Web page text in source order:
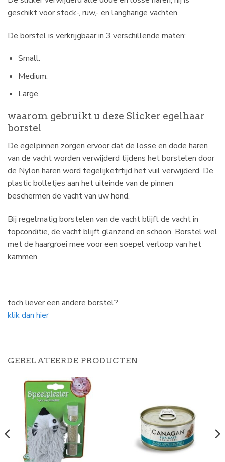
geschikt voor stock-, ruw,- en langharige vachten.
De borstel is verkrijgbaar in 3 verschillende maten:
Small.
Medium.
Large
waarom gebruikt u deze Slicker egelhaar
borstel
De egelpinnen zorgen ervoor dat de losse en dode haren
van de vacht worden verwijderd tijdens het borstelen door
de Nylon haren word tegelijketrtijd het vuil verwijderd. De
plastic bolletjes aan het uiteinde van de pinnen
beschermen de vacht van uw hond.
Bij regelmatig borstelen van de vacht blijft de vacht in
topconditie, de vacht blijft glanzend en schoon. Borstel wel
met de haargroei mee voor een soepel verloop van het
kammen.
toch liever een andere borstel?
klik dan hier
GERELATEERDE PRODUCTEN